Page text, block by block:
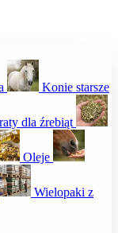
Konie starsze
dla źrebiąt
Oleje
Wielopaki z